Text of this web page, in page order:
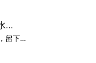
...
留下...